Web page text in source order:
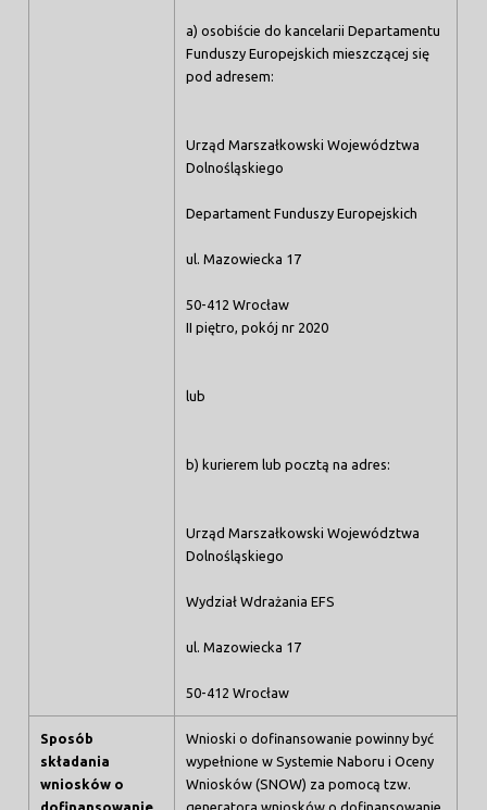
a) osobiście do kancelarii Departamentu
Funduszy Europejskich mieszczącej się
pod adresem:
Urząd Marszałkowski Województwa
Dolnośląskiego
Departament Funduszy Europejskich
ul. Mazowiecka 17
50-412 Wrocław
II piętro, pokój nr 2020
lub
b) kurierem lub pocztą na adres:
Urząd Marszałkowski Województwa
Dolnośląskiego
Wydział Wdrażania EFS
ul. Mazowiecka 17
50-412 Wrocław
Sposób
składania
wniosków o
dofinansowanie
Wnioski o dofinansowanie powinny być
wypełnione w Systemie Naboru i Oceny
Wniosków (SNOW) za pomocą tzw.
generatora wniosków o dofinansowanie